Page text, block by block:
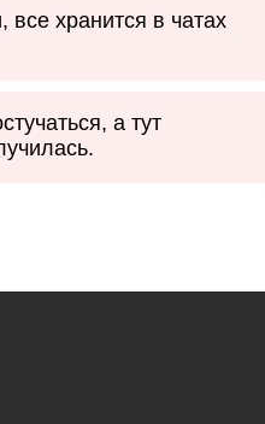
все хранится в чатах
а тут